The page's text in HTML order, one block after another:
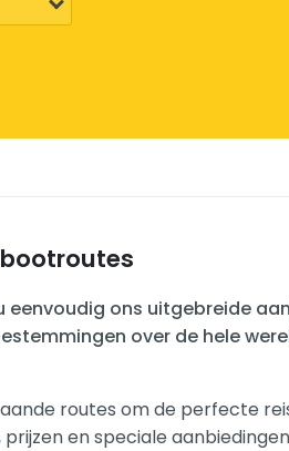
eenvoudig ons uitgebreide
over de hele
routes om de perfecte
en speciale